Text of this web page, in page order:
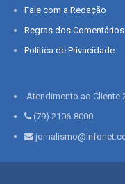
Fale com a Redação
Regras dos Comentários
Política de Privacidade
Atendimento ao Cliente
(79) 2106-8000